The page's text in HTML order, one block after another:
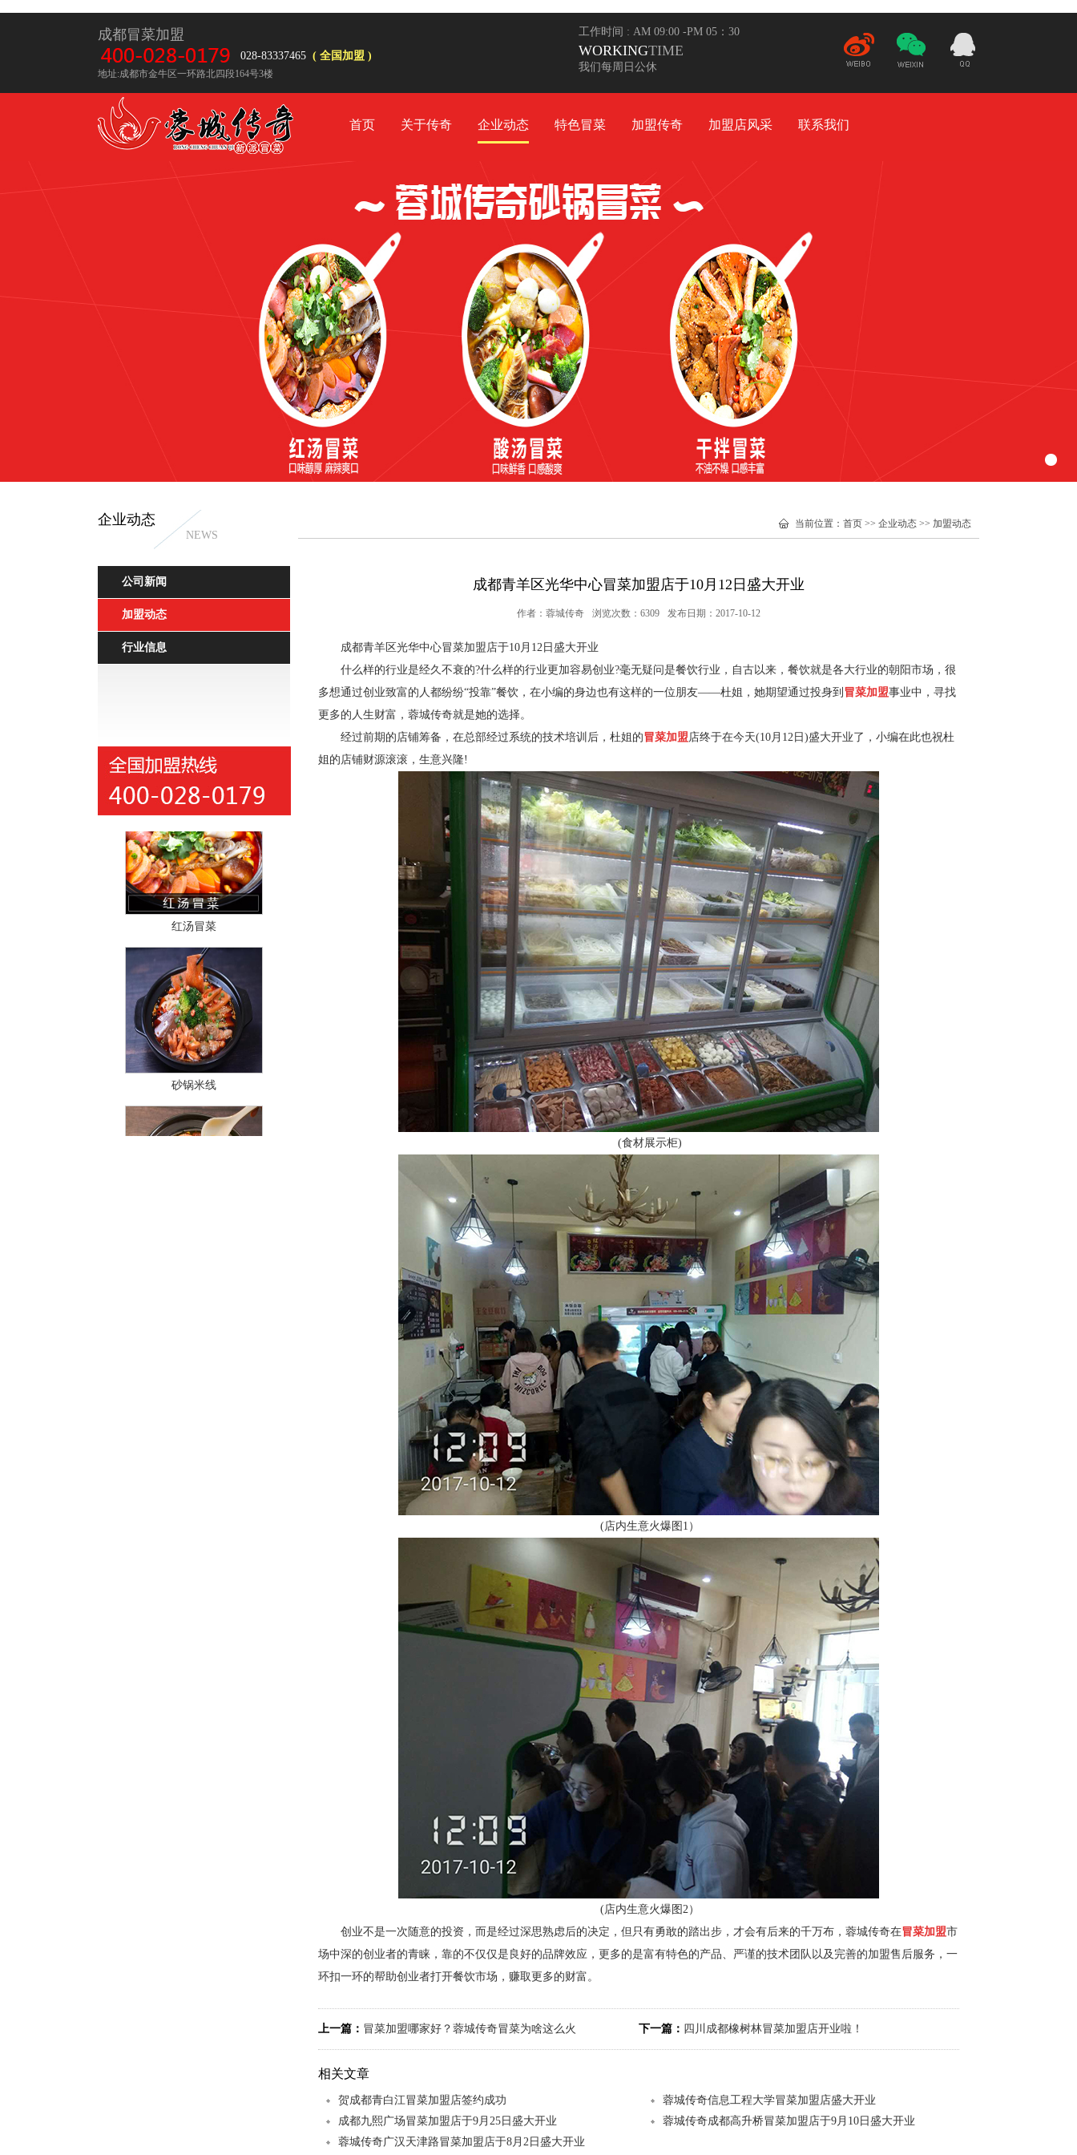
成都冒菜加盟
( 全国加盟 )
028-83337465
地址:成都市金牛区一环路北四段164号3楼
工作时间 : AM 09:00 -PM 05：30
WORKINGTIME
我们每周日公休
新
首页 关于传奇 企业动态 特色冒菜 加盟传奇 加盟店风采 联系我们
企业动态
NEWS
公司新闻
加盟动态
行业信息
干拌冒菜
红汤冒菜
砂锅米线
当前位置 ： 首页 >> 企业动态 >> 加盟动态
成都青羊区光华中心冒菜加盟店于10月12日盛大开业
作者：蓉城传奇 浏览次数：6309 发布日期：2017-10-12
成都青羊区光华中心冒菜加盟店于10月12日盛大开业
什么样的行业是经久不衰的?什么样的行业更加容易创业?毫无疑问是餐饮行业，自古以来，餐饮就是各大行业的朝阳市场，很
多想通过创业致富的人都纷纷“投靠”餐饮，在小编的身边也有这样的一位朋友——杜姐，她期望通过投身到 冒菜加盟事业中，寻找
更多的人生财富，蓉城传奇就是她的选择。
经过前期的店铺筹备，在总部经过系统的技术培训后，杜姐的冒菜加盟店终于在今天(10月12日)盛大开业了，小编在此也祝杜
姐的店铺财源滚滚，生意兴隆!
(食材展示柜)
(店内生意火爆图1）
(店内生意火爆图2）
创业不是一次随意的投资，而是经过深思熟虑后的决定，但只有勇敢的踏出步，才会有后来的千万布，蓉城传奇在冒菜加盟市
场中深的创业者的青睐，靠的不仅仅是良好的品牌效应，更多的是富有特色的产品、严谨的技术团队以及完善的加盟售后服务，一
环扣一环的帮助创业者打开餐饮市场，赚取更多的财富。
上一篇： 冒菜加盟哪家好？蓉城传奇冒菜为啥这么火 下一篇： 四川成都橡树林冒菜加盟店开业啦！
相关文章
贺成都青白江冒菜加盟店签约成功
蓉城传奇信息工程大学冒菜加盟店盛大开业
成都九熙广场冒菜加盟店于9月25日盛大开业
蓉城传奇成都高升桥冒菜加盟店于9月10日盛大开业
蓉城传奇广汉天津路冒菜加盟店于8月2日盛大开业